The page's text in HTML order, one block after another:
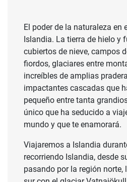
El poder de la naturaleza en
Islandia. La tierra de hielo y
cubiertos de nieve, campos
fiordos, glaciares entre
increíbles de amplias
impactantes cascadas que
pequeño entre tanta
único que ha seducido a
mundo y que te enamorará.
Viajaremos a Islandia
recorriendo Islandia, desde
pasando por la región norte,